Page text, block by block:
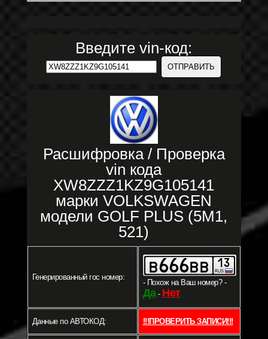
Введите vin-код:
Расшифровка / Проверка
vin кода
XW8ZZZ1KZ9G105141
марки VOLKSWAGEN
модели GOLF PLUS (5M1,
521)
Генерированный гос номер:
- Похож на Ваш номер? -
Да- Нет
Данные по АВТОКОД: !!!ПРОВЕРИТЬ ЗАПИСИ!!!